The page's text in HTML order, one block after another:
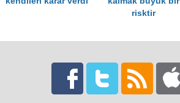
risktir